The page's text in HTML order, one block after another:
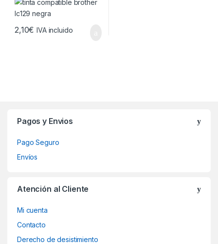
2,10€ IVA incluido
Pagos y Envios
Pago Seguro
Envíos
Atención al Cliente
Mi cuenta
Contacto
Derecho de desistimiento